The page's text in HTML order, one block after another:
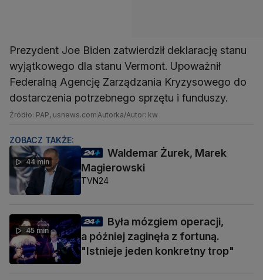
Prezydent Joe Biden zatwierdził deklarację stanu
wyjątkowego dla stanu Vermont. Upoważnił
Federalną Agencję Zarządzania Kryzysowego do
dostarczenia potrzebnego sprzętu i funduszy.
Źródło: PAP, usnews.comAutorka/Autor: kw
ZOBACZ TAKŻE:
44 min
Waldemar Żurek, Marek
Magierowski
TVN24
45 min
Była mózgiem operacji,
a później zaginęła z fortuną.
"Istnieje jeden konkretny trop"